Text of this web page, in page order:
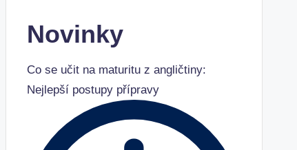
Novinky
Co se učit na maturitu z angličtiny:
Nejlepší postupy přípravy